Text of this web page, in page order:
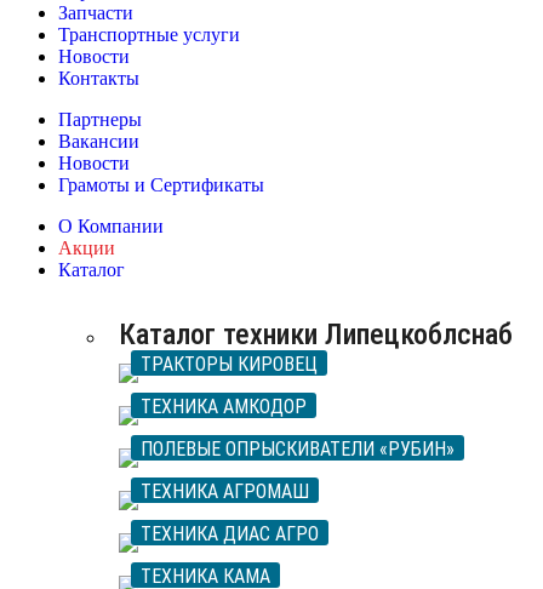
Запчасти
Транспортные услуги
Новости
Контакты
Партнеры
Вакансии
Новости
Грамоты и Сертификаты
О Компании
Акции
Каталог
Каталог техники Липецкоблснаб
ТРАКТОРЫ КИРОВЕЦ
ТЕХНИКА АМКОДОР
ПОЛЕВЫЕ ОПРЫСКИВАТЕЛИ «РУБИН»
ТЕХНИКА АГРОМАШ
ТЕХНИКА ДИАС АГРО
ТЕХНИКА КАМА